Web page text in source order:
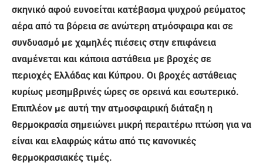
σκηνικό αφού ευνοείται κατέβασμα ψυχρού ρεύματος
αέρα από τα βόρεια σε ανώτερη ατμόσφαιρα και σε
συνδυασμό με χαμηλές πιέσεις στην επιφάνεια
αναμένεται και κάποια αστάθεια με βροχές σε
περιοχές Ελλάδας και Κύπρου. Οι βροχές αστάθειας
κυρίως μεσημβρινές ώρες σε ορεινά και εσωτερικό.
Επιπλέον με αυτή την ατμοσφαιρική διάταξη η
θερμοκρασία σημειώνει μικρή περαιτέρω πτώση για να
είναι και ελαφρώς κάτω από τις κανονικές
θερμοκρασιακές τιμές.